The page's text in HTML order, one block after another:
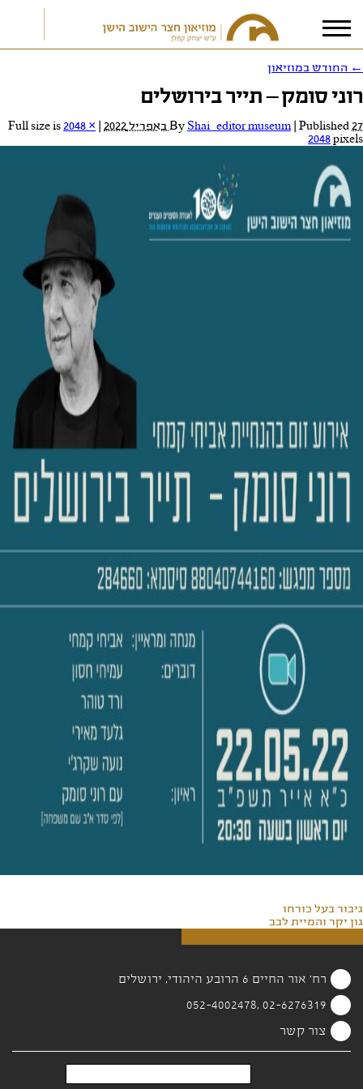
אני מאשר/ת אתתנאי הפרטיות
← החודש במוזיאון
רוני סומק – תייר בירושלים
By Shai_editor museum Published27 באפריל 2022
2048 ×
2048pixels
גיבור בעל כורחו
גון יקר והמיית לבב
רח' אור החיים 6 הרובע היהודי, ירושלים
02-6276319 ,052-4002478
צור קשר